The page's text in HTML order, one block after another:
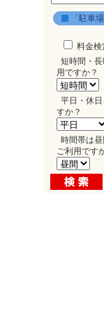
「駐車
料金検
短時間・
用ですか？
平日・休
すか？
時間帯は
ご利用です